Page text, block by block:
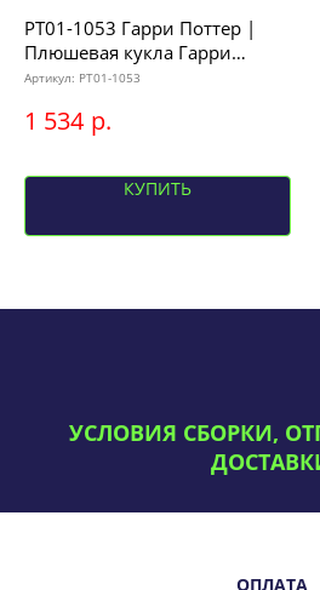
PT01-1053 Гарри Поттер |
Плюшевая кукла Гарри
Поттер с волшебной
Артикул: PT01-1053
1 534 р.
КУПИТЬ
УСЛОВИЯ СБОРКИ,
ОПЛАТА